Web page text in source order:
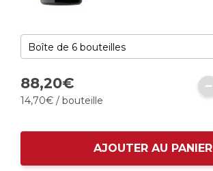
88,20€
14,70€ / bouteille
AJOUTER AU PANIER